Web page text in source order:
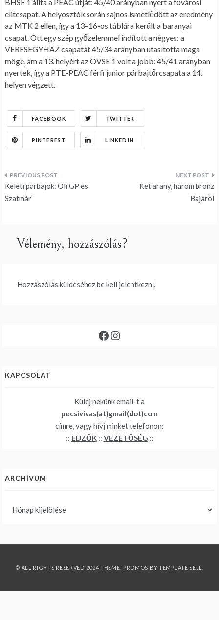
BHSE 1 állta a PEAC útját: 45/40 arányban nyert a fővárosi
elitcsapat. A helyosztók során sajnos ismétlődött az eredmény
az MTK 2 ellen, így a 13–16-os táblára került a baranyai
csapat. Ott egy szép győzelemmel indított a négyes: a
VERESEGYHÁZ csapatát 45/34 arányban utasította maga
mögé, ám a 13. helyért az OVSE 1 volt a jobb: 45/41 arányban
nyertek, így a PTE-PEAC férfi junior párbajtőrcsapata a 14.
helyen végzett.
FACEBOOK TWITTER
PINTEREST LINKEDIN
Bejegyzés
navigáció
Keleti párbajok: Oli GP és
Szatmár’
Két arany, három bronz
Bajáról
Vélemény, hozzászólás?
Hozzászólás küldéséhezbe kell jelentkezni.
Facebook
Instagram
KAPCSOLAT
Küldj nekünk email-t a
pecsivivas(at)gmail(dot)com
címre, vagy hívj minket telefonon:
:: EDZŐK:: VEZETŐSÉG ::
ARCHÍVUM
© ALL RIGHTS RESERVED 2024 THEME: PROMOS BY TEMPLATE SELL